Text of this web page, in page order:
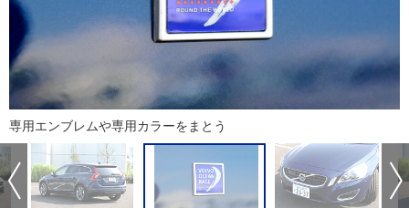
専用エンブレムや専用カラーをまとう